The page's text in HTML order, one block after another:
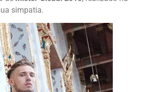
simpatia.